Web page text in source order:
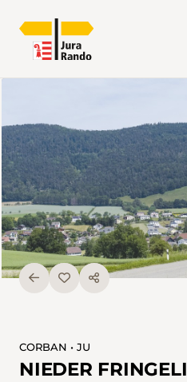
CORBAN • JU
NIEDER FRINGELI